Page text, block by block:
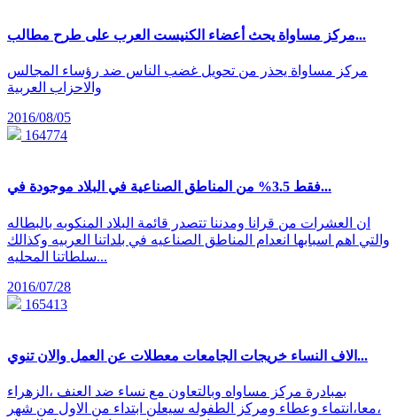
مركز مساواة يحث أعضاء الكنيست العرب على طرح مطالب...
مركز مساواة يحذر من تحويل غضب الناس ضد رؤساء المجالس
والاحزاب العربية
2016/08/05
164774
فقط 3.5% من المناطق الصناعية في البلاد موجودة في...
ان العشرات من قرانا ومدننا تتصدر قائمة البلاد المنكوبه بالبطاله
والتي اهم اسبابها انعدام المناطق الصناعيه في بلداتنا العربيه وكذالك
سلطاتنا المحليه...
2016/07/28
165413
اﻻف النساء خريجات الجامعات معطلات عن العمل واﻻن تنوي...
بمبادرة مركز مساواه وبالتعاون مع نساء ضد العنف ،الزهراء
،معا،انتماء وعطاء ومركز الطفوله سيعلن ابتداء من الاول من شهر